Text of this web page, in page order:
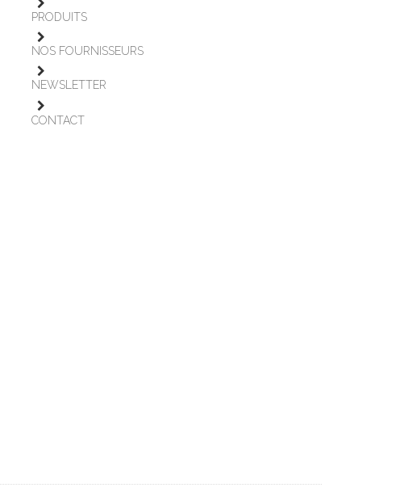
PRODUITS
NOS FOURNISSEURS
NEWSLETTER
CONTACT